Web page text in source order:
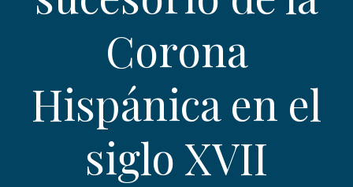
Corona
Hispánica en el
siglo XVII